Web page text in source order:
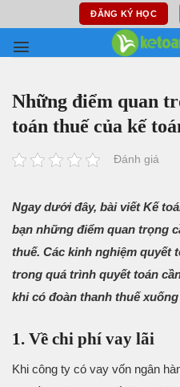
content
ĐĂNG KÝ HỌC
Những điểm quan
toán thuế của kế
Đánh giá
Ngay dưới đây, bài viết Kế
bạn những điểm quan trọng
thuế. Các kinh nghiệm quyết
trong quá trình quyết toán
khi có đoàn thanh thuế
1. Về chi phí vay lãi
Khi công ty có vay vốn ngân